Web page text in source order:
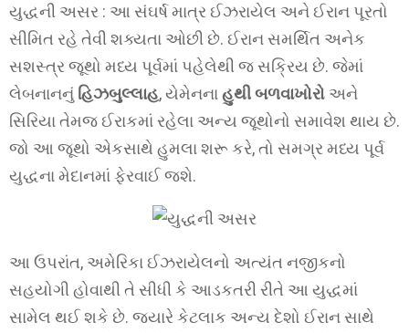
યુદ્ધની અસર : આ સંઘર્ષ માત્ર ઈઝરાયેલ અને ઈરાન પૂરતો
સીમિત રહે તેવી શક્યતા ઓછી છે. ઈરાન સમર્થિત અનેક
સશસ્ત્ર જૂથો મધ્ય પૂર્વમાં પહેલેથી જ સક્રિય છે. જેમાં
લેબનાનનું હિઝબુલ્લાહ, યેમેનનાહુથી બળવાખોરો અને
સિરિયા તેમજ ઈરાકમાં રહેલા અન્ય જૂથોનો સમાવેશ થાય છે.
જો આ જૂથો એકસાથે હુમલા શરૂ કરે, તો સમગ્ર મધ્ય પૂર્વ
યુદ્ધના મેદાનમાં ફેરવાઈ જશે.
આ ઉપરાંત, અમેરિકા ઈઝરાયેલનો અત્યંત નજીકનો
સહયોગી હોવાથી તે સીધી કે આડકતરી રીતે આ યુદ્ધમાં
સામેલ થઈ શકે છે. જ્યારે કેટલાક અન્ય દેશો ઈરાન સાથે